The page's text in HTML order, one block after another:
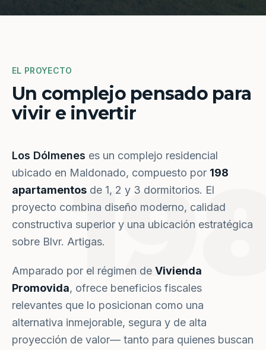
EL PROYECTO
Un complejo pensado para
vivir e invertir
Los Dólmenes es un complejo residencial
ubicado en Maldonado, compuesto por 198
apartamentos de 1, 2 y 3 dormitorios. El
proyecto combina diseño moderno, calidad
constructiva superior y una ubicación estratégica
sobre Blvr. Artigas.
Amparado por el régimen de Vivienda
Promovida, ofrece beneficios fiscales
relevantes que lo posicionan como una
alternativa inmejorable, segura y de alta
proyección de valor— tanto para quienes buscan